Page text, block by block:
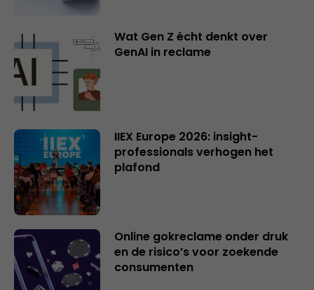
Wat Gen Z écht denkt over
GenAI in reclame
IIEX Europe 2026: insight-
professionals verhogen het
plafond
Online gokreclame onder druk
en de risico’s voor zoekende
consumenten